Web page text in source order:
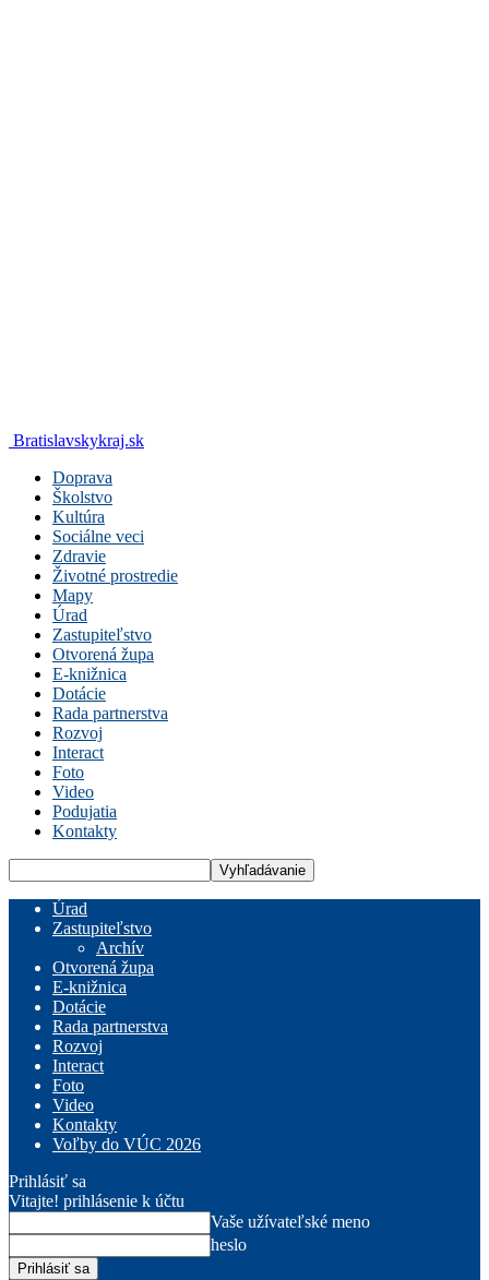
Bratislavskykraj.sk
Doprava
Školstvo
Kultúra
Sociálne veci
Zdravie
Životné prostredie
Mapy
Úrad
Zastupiteľstvo
Otvorená župa
E-knižnica
Dotácie
Rada partnerstva
Rozvoj
Interact
Foto
Video
Podujatia
Kontakty
Úrad
Zastupiteľstvo
Archív
Otvorená župa
E-knižnica
Dotácie
Rada partnerstva
Rozvoj
Interact
Foto
Video
Kontakty
Voľby do VÚC 2026
Prihlásiť sa
Vitajte! prihlásenie k účtu
Vaše užívateľské meno
heslo